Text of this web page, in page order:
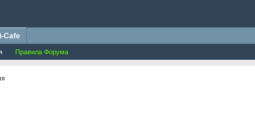
Правила Форума
Cafe